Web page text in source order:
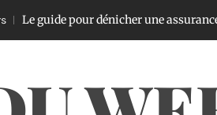
pour dénicher une assurance voiture